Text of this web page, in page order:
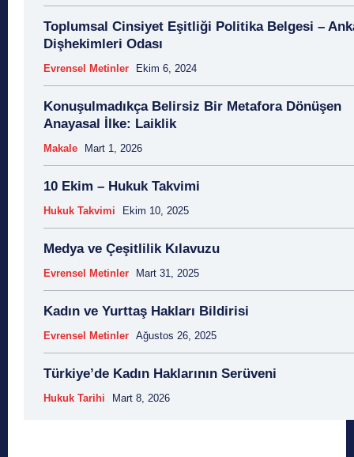
Toplumsal Cinsiyet Eşitliği Politika Belgesi –
Dişhekimleri Odası
Evrensel Metinler Ekim 6, 2024
Konuşulmadıkça Belirsiz Bir Metafora Dönüşen
Anayasal İlke: Laiklik
Makale Mart 1, 2026
10 Ekim – Hukuk Takvimi
Hukuk Takvimi Ekim 10, 2025
Medya ve Çeşitlilik Kılavuzu
Evrensel Metinler Mart 31, 2025
Kadın ve Yurttaş Hakları Bildirisi
Evrensel Metinler Ağustos 26, 2025
Türkiye’de Kadın Haklarının Serüveni
Hukuk Tarihi Mart 8, 2026